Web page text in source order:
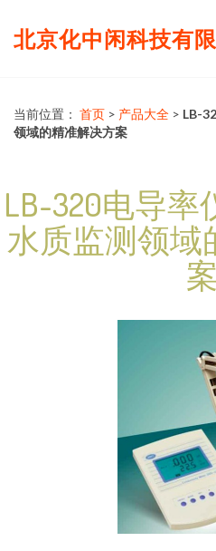
北京化中闲科技有
当前位置： 首页 > 产品大全 > LB-
领域的精准解决方案
LB-320电导率
水质监测领域
案